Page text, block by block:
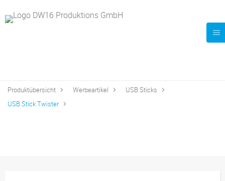
Produktübersicht Werbeartikel
USB Sticks
USB Stick Twister